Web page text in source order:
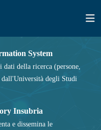
System
dati della ricerca (persone,
degli Studi
Insubria
e dissemina le